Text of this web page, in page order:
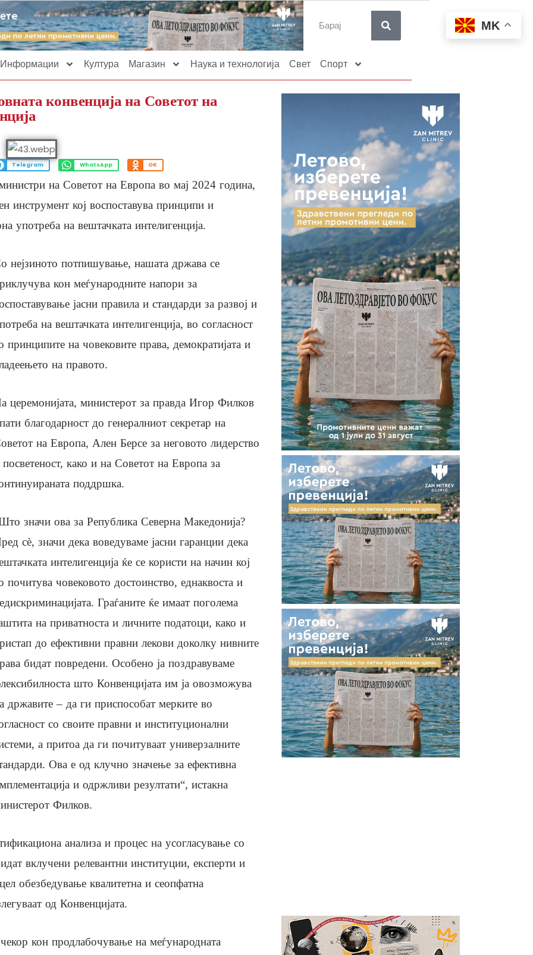
Информации Култура Магазин Наука и технологија Свет Спорт
конвенција на Советот на
Telegram WhatsApp OK
на Советот на Европа во мај 2024 година,
инструмент кој воспоставува принципи и
употреба на вештачката интелигенција.
нејзиното потпишување, нашата држава се
кон меѓународните напори за
јасни правила и стандарди за развој и
на вештачката интелигенција, во согласност
принципите на човековите права, демократијата и
на правото.
церемонијата, министерот за правда Игор Филков
благодарност до генералниот секретар на
на Европа, Ален Берсе за неговото лидерство
како и на Советот на Европа за
поддршка.
значи ова за Република Северна Македонија?
сè, значи дека воведуваме јасни гаранции дека
интелигенција ќе се користи на начин кој
почитува човековото достоинство, еднаквоста и
Граѓаните ќе имаат поголема
на приватноста и личните податоци, како и
до ефективни правни лекови доколку нивните
бидат повредени. Особено ја поздравуваме
што Конвенцијата им ја овозможува
државите – да ги приспособат мерките во
со своите правни и институционални
а притоа да ги почитуваат универзалните
Ова е од клучно значење за ефективна
и одржливи резултати“, истакна
Филков.
анализа и процес на усогласување со
вклучени релевантни институции, експерти и
обезбедување квалитетна и сеопфатна
од Конвенцијата.
кон продлабочување на меѓународната
MK